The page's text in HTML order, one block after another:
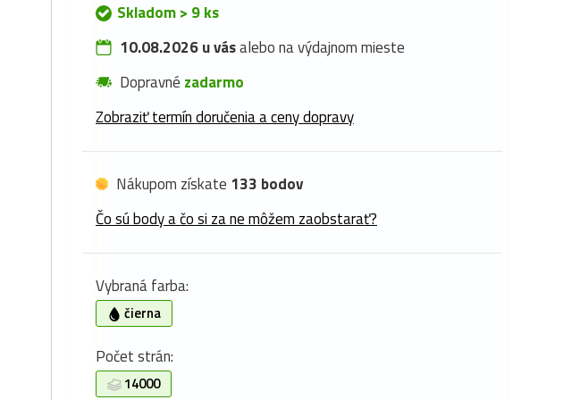
Skladom > 9 ks
10.08.2026 u vásalebo na výdajnom mieste
Dopravné zadarmo
Zobraziť termín doručenia a ceny dopravy
Nákupom získate 133 bodov
Čo sú body a čo si za ne môžem zaobstarať?
Vybraná farba:
čierna
Počet strán:
14000